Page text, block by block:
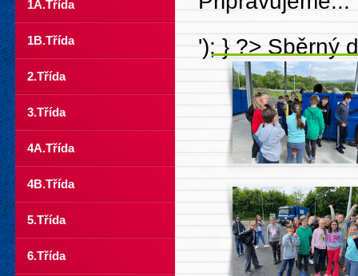
1A.Třída
1B.Třída
2.Třída
3.Třída
4A.Třída
4B.Třída
5.Třída
6.Třída
'); } ?> Sběrný